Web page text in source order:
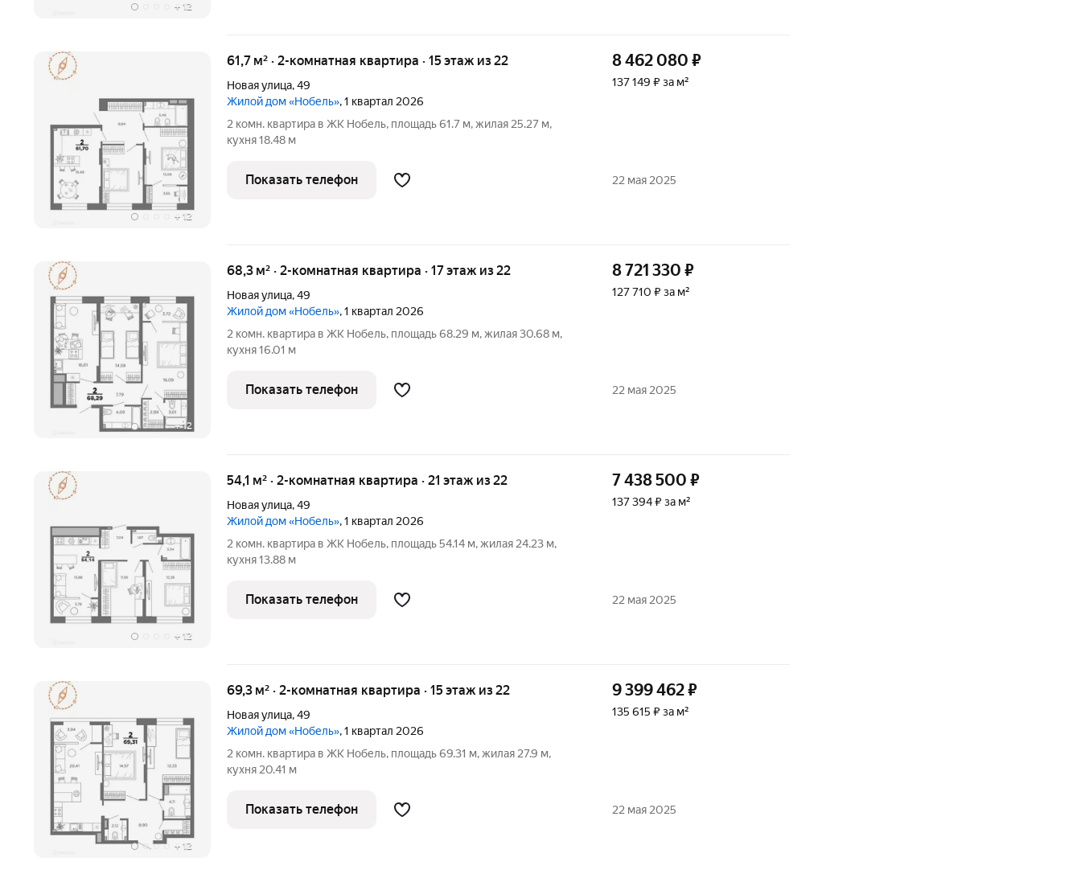
+ 12
+ 12
61,7 м² · 2-комнатная квартира · 15 этаж из 22
Новая улица,49
Жилой дом «Нобель», 1 квартал 2026
2 комн. квартира в ЖК Нобель, площадь 61.7 м, жилая 25.27 м,
кухня 18.48 м
8 462 080 ₽
137 149 ₽ за м²
Показать телефон 22 мая 2025
+12
68,3 м² · 2-комнатная квартира · 17 этаж из 22
Новая улица,49
Жилой дом «Нобель», 1 квартал 2026
2 комн. квартира в ЖК Нобель, площадь 68.29 м, жилая 30.68 м,
кухня 16.01 м
8 721 330 ₽
127 710 ₽ за м²
Показать телефон 22 мая 2025
+ 12
54,1 м² · 2-комнатная квартира · 21 этаж из 22
Новая улица,49
Жилой дом «Нобель», 1 квартал 2026
2 комн. квартира в ЖК Нобель, площадь 54.14 м, жилая 24.23 м,
кухня 13.88 м
7 438 500 ₽
137 394 ₽ за м²
Показать телефон 22 мая 2025
+ 12
69,3 м² · 2-комнатная квартира · 15 этаж из 22
Новая улица,49
Жилой дом «Нобель», 1 квартал 2026
2 комн. квартира в ЖК Нобель, площадь 69.31 м, жилая 27.9 м,
кухня 20.41 м
9 399 462₽
135 615 ₽ за м²
Показать телефон 22 мая 2025